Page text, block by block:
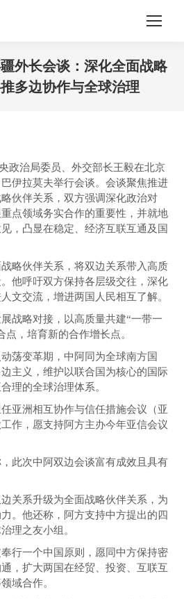
外长会谈：深化全面战略
多边协作与全球治理
政治局委员、外交部长王毅在北京
伊拉莫夫举行会谈。会谈聚焦推进
伙伴关系，双方强调深化政治对
点领域务实合作的重要性，并就地
，凸显在稳定、经济互联互通及国
略伙伴关系，将双边关系带入高质
他呼吁双方保持各层级交往，深化
文交流，增进两国人民相互了解。
战略对接，以高质量共建“一带一
，培育新的合作增长点。
荡变革期，中阿同为全球南方国
主义，维护以联合国为核心的国际
理的全球治理体系。
亚洲相互协作与信任措施会议（亚
作，愿支持阿方主办今年亚信会议
此次中阿双边会谈富有成效且具有
关系升级为全面战略伙伴关系，为
。他还称，阿方支持中方提出的四
理之友小组。
行一个中国原则，愿同中方保持密
，扩大两国在经贸、投资、互联互
域合作。